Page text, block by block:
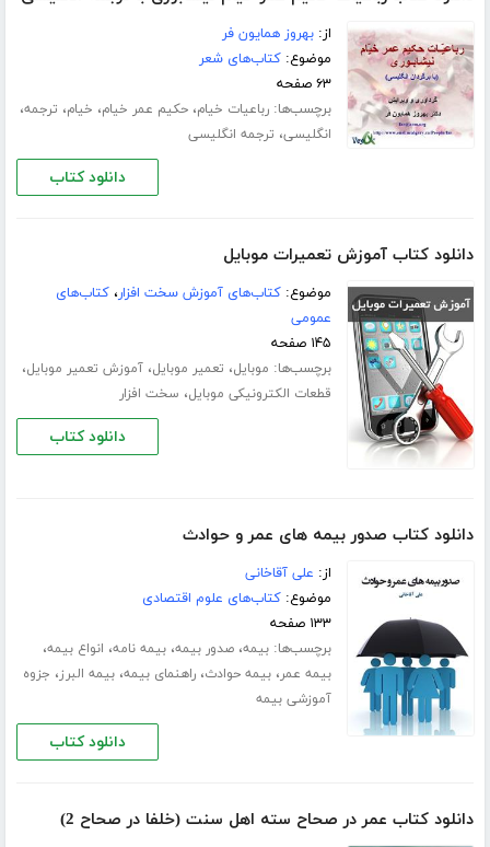
از:بهروز همایون فر
موضوع:کتاب‌های شعر
۶۳ صفحه
برچسب‌ها:رباعیات خیام،حکیم عمر خیام، خیام، ترجمه،
انگلیسی، ترجمه انگلیسی
دانلود کتاب
دانلود کتاب آموزش تعمیرات موبایل‎
موضوع:کتاب‌های آموزش سخت افزار،کتاب‌های
عمومی
۱۴۵ صفحه
برچسب‌ها: موبایل، تعمیر موبایل،آموزش تعمیر موبایل،
قطعات الکترونیکی موبایل، سخت افزار
دانلود کتاب
دانلود کتاب صدور بیمه های عمر و حوادث
از: علی آقاخانی
موضوع:کتاب‌های علوم اقتصادی
۱۳۳ صفحه
برچسب‌ها:بیمه،صدور بیمه،بیمه نامه، انواع بیمه،
بیمه عمر،بیمه حوادث،راهنمای بیمه،بیمه البرز، جزوه
آموزشی بیمه
دانلود کتاب
دانلود کتاب عمر در صحاح سته اهل سنت (خلفا در صحاح 2)